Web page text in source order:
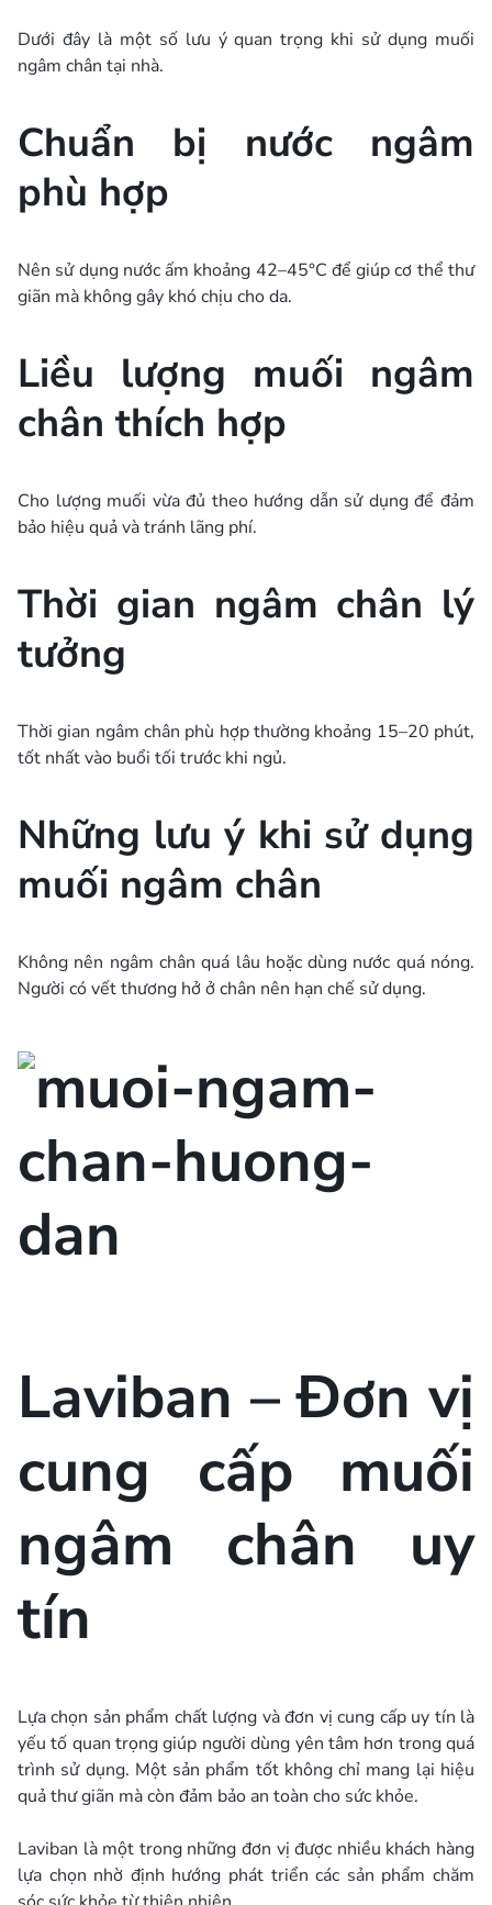
Dưới đây là một số lưu ý quan trọng khi sử dụng muối
ngâm chân tại nhà.
Chuẩn bị nước ngâm
phù hợp
Nên sử dụng nước ấm khoảng 42–45°C để giúp cơ thể thư
giãn mà không gây khó chịu cho da.
Liều lượng muối ngâm
chân thích hợp
Cho lượng muối vừa đủ theo hướng dẫn sử dụng để đảm
bảo hiệu quả và tránh lãng phí.
Thời gian ngâm chân lý
tưởng
Thời gian ngâm chân phù hợp thường khoảng 15–20 phút,
tốt nhất vào buổi tối trước khi ngủ.
Những lưu ý khi sử dụng
muối ngâm chân
Không nên ngâm chân quá lâu hoặc dùng nước quá nóng.
Người có vết thương hở ở chân nên hạn chế sử dụng.
Laviban – Đơn vị
cung cấp muối
ngâm chân uy
tín
Lựa chọn sản phẩm chất lượng và đơn vị cung cấp uy tín là
yếu tố quan trọng giúp người dùng yên tâm hơn trong quá
trình sử dụng. Một sản phẩm tốt không chỉ mang lại hiệu
quả thư giãn mà còn đảm bảo an toàn cho sức khỏe.
Laviban là một trong những đơn vị được nhiều khách hàng
lựa chọn nhờ định hướng phát triển các sản phẩm chăm